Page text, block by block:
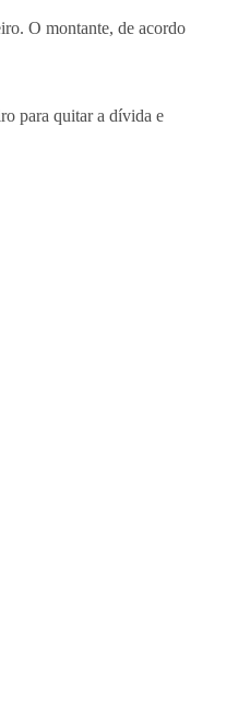
O montante, de acordo
para quitar a dívida e